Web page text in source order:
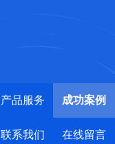
产品服务 成功案例
联系我们 在线留言